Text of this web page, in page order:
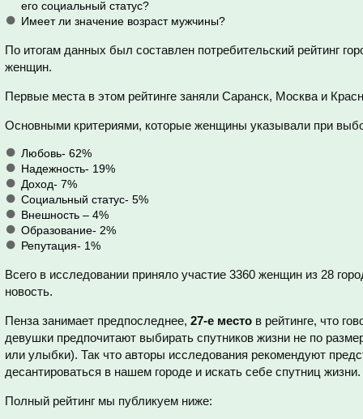
его социальный статус?
Имеет ли значение возраст мужчины?
По итогам данных был составлен потребительский рейтинг
женщин.
Первые места в этом рейтинге заняли Саранск, Москва и
Основными критериями, которые женщины указывали при
Любовь- 62%
Надежность- 19%
Доход- 7%
Социальный статус- 5%
Внешность – 4%
Образование- 2%
Репутация- 1%
Всего в исследовании приняло участие 3360 женщин из 28
новость.
Пенза занимает предпоследнее, 27-е место в рейтинге, что
девушки предпочитают выбирать спутников жизни не по
или улыбки). Так что авторы исследования рекомендуют
десантироваться в нашем городе и искать себе спутниц жизни.
Полный рейтинг мы публикуем ниже: